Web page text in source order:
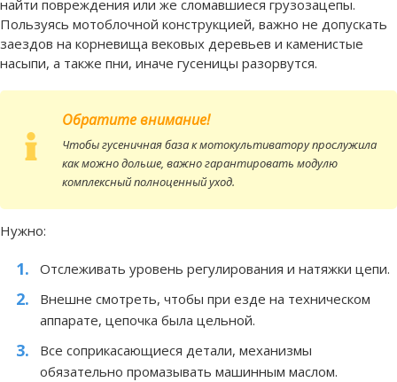
найти повреждения или же сломавшиеся грузозацепы.
Пользуясь мотоблочной конструкцией, важно не допускать
заездов на корневища вековых деревьев и каменистые
насыпи, а также пни, иначе гусеницы разорвутся.
Обратите внимание!
Чтобы гусеничная база к мотокультиватору прослужила
как можно дольше, важно гарантировать модулю
комплексный полноценный уход.
Нужно:
Отслеживать уровень регулирования и натяжки цепи.
Внешне смотреть, чтобы при езде на техническом
аппарате, цепочка была цельной.
Все соприкасающиеся детали, механизмы
обязательно промазывать машинным маслом.